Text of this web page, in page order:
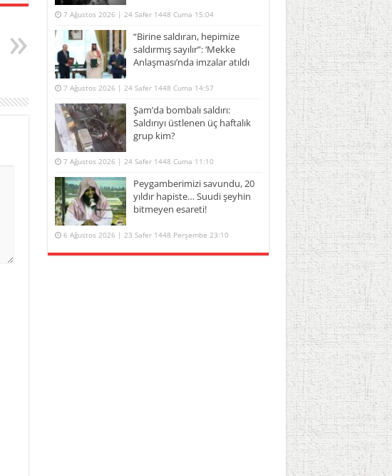
7 Ağustos 2026 | 24 Safer 1448 Cuma 15:04
“Birine saldıran, hepimize
saldırmış sayılır”: ‘Mekke
Anlaşması’nda imzalar atıldı
7 Ağustos 2026 | 24 Safer 1448 Cuma 14:57
Şam’da bombalı saldırı:
Saldırıyı üstlenen üç haftalık
grup kim?
7 Ağustos 2026 | 24 Safer 1448 Cuma 11:10
Peygamberimizi savundu, 20
yıldır hapiste… Suudi şeyhin
bitmeyen esareti!
6 Ağustos 2026 | 23 Safer 1448 Perşembe 23:10